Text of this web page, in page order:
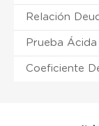
Relación
Prueba Ácida
Coeficiente